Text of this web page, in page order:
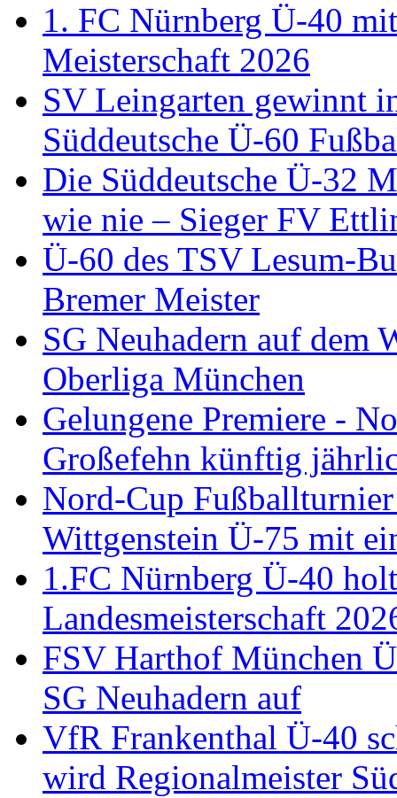
1. FC Nürnberg Ü-40
Meisterschaft 2026
SV Leingarten gewinnt
Süddeutsche Ü-60
Die Süddeutsche Ü-32
wie nie – Sieger FV
Ü-60 des TSV Lesum-
Bremer Meister
SG Neuhadern auf dem
Oberliga München
Gelungene Premiere -
Großefehn künftig
Nord-Cup
Wittgenstein Ü-75 mit
1.FC Nürnberg Ü-40
Landesmeisterschaft
FSV Harthof München
SG Neuhadern auf
VfR Frankenthal Ü-40
wird Regionalmeister